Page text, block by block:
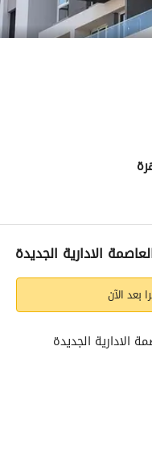
رهن عقاري
الادارية الجديدة
بعد الآن
الجديدة